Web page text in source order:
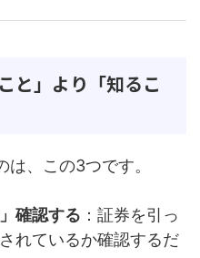
と」より「知るこ
、この3つです。
確認する ：証券を引っ
れているか確認するだ